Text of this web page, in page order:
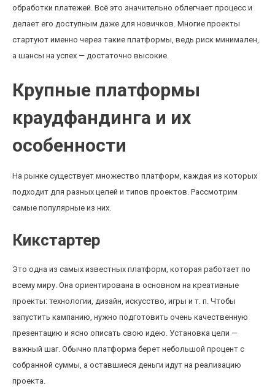
обработки платежей. Всё это значительно облегчает процесс и
делает его доступным даже для новичков. Многие проекты
стартуют именно через такие платформы, ведь риск минимален,
а шансы на успех — достаточно высокие.
Крупные платформы
краудфандинга и их
особенности
На рынке существует множество платформ, каждая из которых
подходит для разных целей и типов проектов. Рассмотрим
самые популярные из них.
Кикстартер
Это одна из самых известных платформ, которая работает по
всему миру. Она ориентирована в основном на креативные
проекты: технологии, дизайн, искусство, игры и т. п. Чтобы
запустить кампанию, нужно подготовить очень качественную
презентацию и ясно описать свою идею. Установка цели —
важный шаг. Обычно платформа берет небольшой процент с
собранной суммы, а оставшиеся деньги идут на реализацию
проекта.